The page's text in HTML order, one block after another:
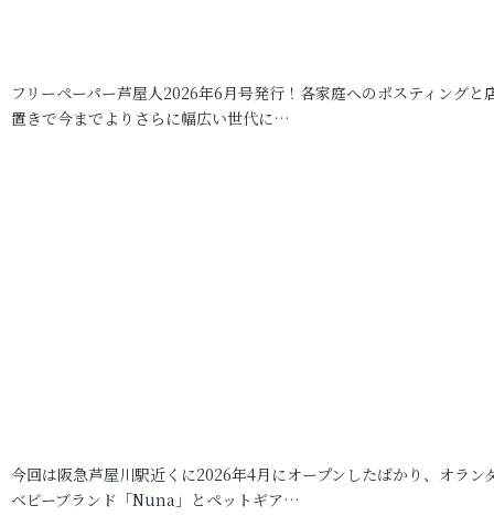
フリーペーパー芦屋人2026年6月号発行！各家庭へのポスティングと
置きで今までよりさらに幅広い世代に…
今回は阪急芦屋川駅近くに2026年4月にオープンしたばかり、オラン
ベビーブランド「Nuna」とペットギア…